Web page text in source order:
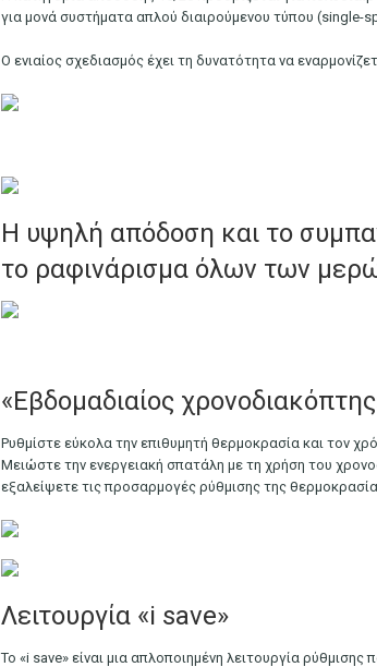
για μονά συστήματα απλού διαιρούμενου τύπου (single-
Ο ενιαίος σχεδιασμός έχει τη δυνατότητα να
Η υψηλή απόδοση και το
το ραφινάρισμα όλων των
«Εβδομαδιαίος
Ρυθμίστε εύκολα την επιθυμητή θερμοκρασία και τον
Μειώστε την ενεργειακή σπατάλη με τη χρήση του
εξαλείψετε τις προσαρμογές ρύθμισης της
Λειτουργία «i save»
Το «i save» είναι μια απλοποιημένη λειτουργία